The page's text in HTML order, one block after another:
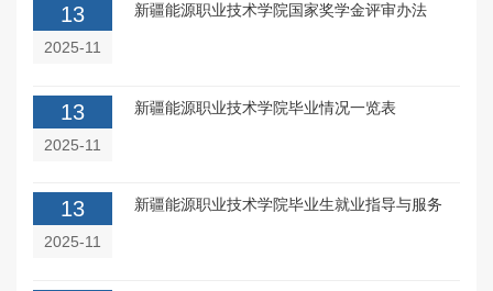
13
2025-11
新疆能源职业技术学院国家奖学金评审办法
13
2025-11
新疆能源职业技术学院毕业情况一览表
13
2025-11
新疆能源职业技术学院毕业生就业指导与服务